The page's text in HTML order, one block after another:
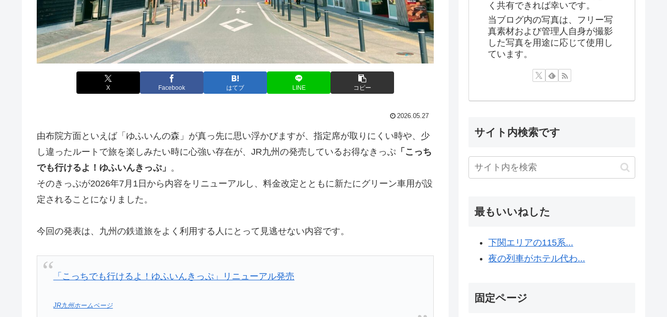
X Facebook はてブ LINE コピー
2026.05.27
由布院方面といえば「ゆふいんの森」が真っ先に思い浮かびますが、指定席が取りにくい時や、少
し違ったルートで旅を楽しみたい時に心強い存在が、JR九州の発売しているお得なきっぷ 「こっち
でも行けるよ！ゆふいんきっぷ」 。
そのきっぷが2026年7月1日から内容をリニューアルし、料金改定とともに新たにグリーン車用が設
定されることになりました。
今回の発表は、九州の鉄道旅をよく利用する人にとって見逃せない内容です。
「こっちでも行けるよ！ゆふいんきっぷ」リニューアル発売
JR九州ホームページ
く共有できれば幸いです。
当ブログ内の写真は、フリー写
真素材および管理人自身が撮影
した写真を用途に応じて使用し
ています。
サイト内検索です
最もいいねした
下関エリアの115系...
夜の列車がホテル代わ...
固定ページ